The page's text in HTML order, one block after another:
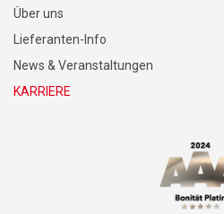
Über uns
Lieferanten-Info
News & Veranstaltungen
KARRIERE